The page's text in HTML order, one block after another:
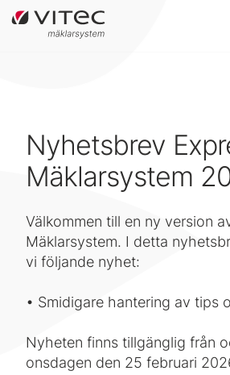
Nyhetsbrev
Mäklarsystem
Välkommen till en ny version
Mäklarsystem. I detta
vi följande nyhet:
• Smidigare hantering av tips
Nyheten finns tillgänglig från
onsdagen den 25 februari